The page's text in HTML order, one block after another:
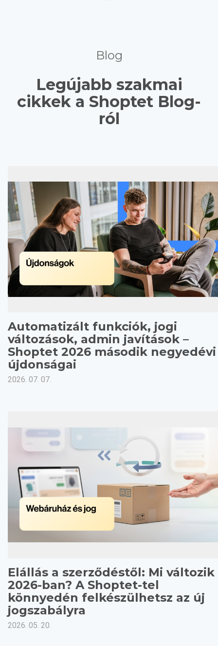
Blog
Legújabb szakmai
cikkek a Shoptet Blog-
ról
Automatizált funkciók, jogi
változások, admin javítások –
Shoptet 2026 második negyedévi
újdonságai
2026. 07. 07.
Elállás a szerződéstől: Mi változik
2026-ban? A Shoptet-tel
könnyedén felkészülhetsz az új
jogszabályra
2026. 05. 20.